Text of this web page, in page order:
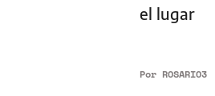
el lugar
Por ROSARIO3